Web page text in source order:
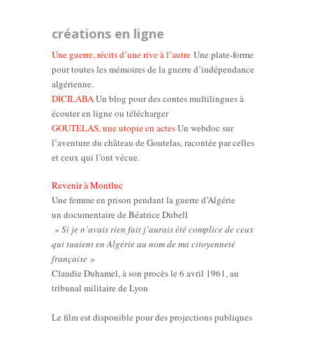
créations en ligne
Une guerre, récits d’une rive à l’autre Une plate-forme
pour toutes les mémoires de la guerre d’indépendance
algérienne.
DICILABAUn blog pour des contes multilingues à
écouter en ligne ou télécharger
GOUTELAS, une utopie en actesUn webdoc sur
l’aventure du château de Goutelas, racontée par celles
et ceux qui l’ont vécue.
Revenir à Montluc
Une femme en prison pendant la guerre d’Algérie
un documentaire de Béatrice Dubell
» Si je n’avais rien fait j’aurais été complice de ceux
qui tuaient en Algérie au nom de ma citoyenneté
française »
Claudie Duhamel, à son procès le 6 avril 1961, au
tribunal militaire de Lyon
Le film est disponible pour des projections publiques